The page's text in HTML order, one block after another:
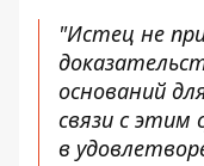
"Истец не
оснований
связи с этим
в